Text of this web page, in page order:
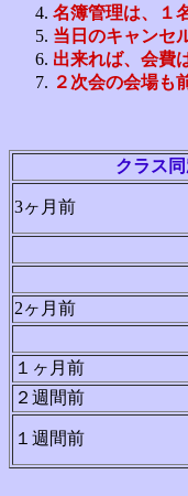
名簿管理は、１
当日のキャンセ
出来れば、会費
２次会の会場も
クラス
3ヶ月前
2ヶ月前
１ヶ月前
２週間前
１週間前